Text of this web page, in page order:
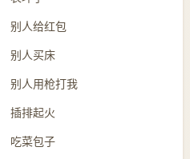
别人给红包
别人买床
别人用枪打我
插排起火
吃菜包子